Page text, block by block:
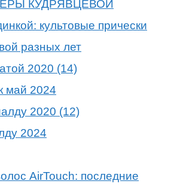
культовые прически
разных лет
май 2024
2024
AirTouch: последние